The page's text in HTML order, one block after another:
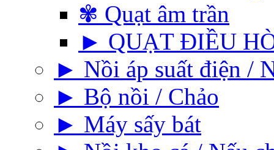
✾ Quạt âm trần
► QUẠT ĐIỀU
► Nồi áp suất điện /
► Bộ nồi / Chảo
► Máy sấy bát